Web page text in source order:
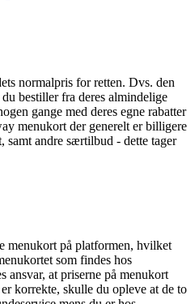
normalpris for retten. Dvs. den
bestiller fra deres almindelige
gange med deres egne rabatter
menukort der generelt er billigere
samt andre særtilbud - dette tager
menukort på platformen, hvilket
som findes hos
ansvar, at priserne på menukort
korrekte, skulle du opleve at de to